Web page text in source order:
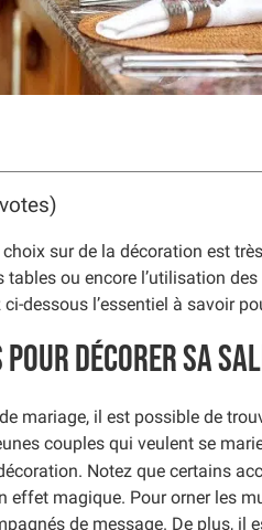
sur de la décoration est
tables ou encore l’utilisation
dessous l’essentiel à savoir
pour décorer sa
mariage, il est possible de
couples qui veulent se
Notez que certains
effet magique. Pour orner les
de message. De plus, il